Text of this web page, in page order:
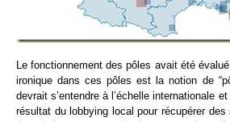
Le fonctionnement des pôles avait été
ironique dans ces pôles est la notion de
devrait s’entendre à l’échelle internationale
résultat du lobbying local pour récupérer